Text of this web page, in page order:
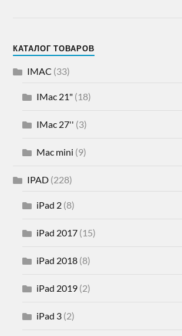
КАТАЛОГ ТОВАРОВ
IMAC (33)
IMac 21" (18)
IMac 27'' (3)
Mac mini (9)
IPAD (228)
iPad 2 (8)
iPad 2017 (15)
iPad 2018 (8)
iPad 2019 (2)
iPad 3 (2)